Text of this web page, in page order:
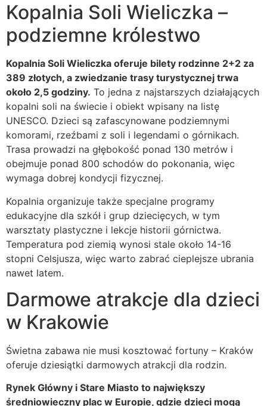
Kopalnia Soli Wieliczka –
podziemne królestwo
Kopalnia Soli Wieliczka oferuje bilety rodzinne 2+2 za
389 złotych, a zwiedzanie trasy turystycznej trwa
około 2,5 godziny. To jedna z najstarszych działających
kopalni soli na świecie i obiekt wpisany na listę
UNESCO. Dzieci są zafascynowane podziemnymi
komorami, rzeźbami z soli i legendami o górnikach.
Trasa prowadzi na głębokość ponad 130 metrów i
obejmuje ponad 800 schodów do pokonania, więc
wymaga dobrej kondycji fizycznej.
Kopalnia organizuje także specjalne programy
edukacyjne dla szkół i grup dziecięcych, w tym
warsztaty plastyczne i lekcje historii górnictwa.
Temperatura pod ziemią wynosi stale około 14-16
stopni Celsjusza, więc warto zabrać cieplejsze ubrania
nawet latem.
Darmowe atrakcje dla dzieci
w Krakowie
Świetna zabawa nie musi kosztować fortuny – Kraków
oferuje dziesiątki darmowych atrakcji dla rodzin.
Rynek Główny i Stare Miasto to największy
średniowieczny plac w Europie, gdzie dzieci mogą